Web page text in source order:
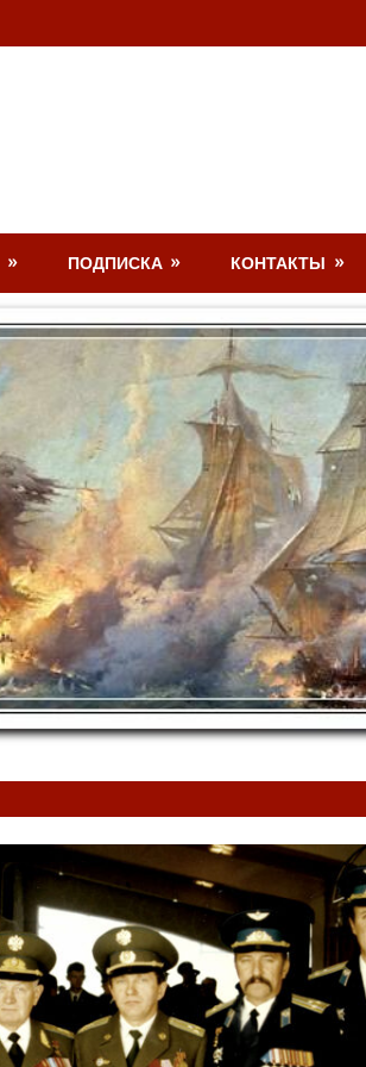
ПОДПИСКА КОНТАКТЫ